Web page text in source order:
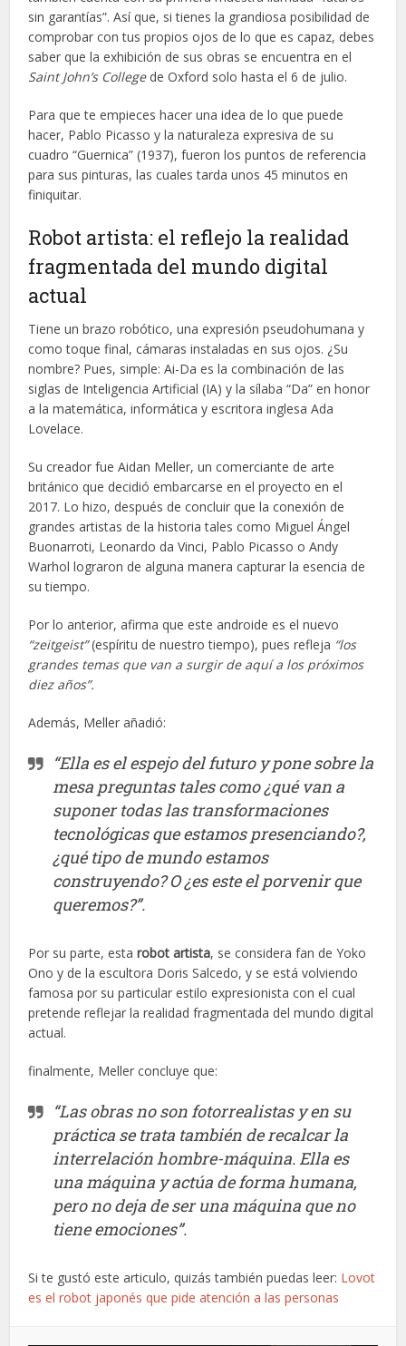
sin garantías”. Así que, si tienes la grandiosa posibilidad de
comprobar con tus propios ojos de lo que es capaz, debes
saber que la exhibición de sus obras se encuentra en el
Saint John’s Collegede Oxford solo hasta el 6 de julio.
Para que te empieces hacer una idea de lo que puede
hacer, Pablo Picasso y la naturaleza expresiva de su
cuadro “Guernica” (1937), fueron los puntos de referencia
para sus pinturas, las cuales tarda unos 45 minutos en
finiquitar.
Robot artista: el reflejo la realidad
fragmentada del mundo digital
actual
Tiene un brazo robótico, una expresión pseudohumana y
como toque final, cámaras instaladas en sus ojos. ¿Su
nombre? Pues, simple: Ai-Da es la combinación de las
siglas de Inteligencia Artificial (IA) y la sílaba “Da” en honor
a la matemática, informática y escritora inglesa Ada
Lovelace.
Su creador fue Aidan Meller, un comerciante de arte
británico que decidió embarcarse en el proyecto en el
2017. Lo hizo, después de concluir que la conexión de
grandes artistas de la historia tales como Miguel Ángel
Buonarroti, Leonardo da Vinci, Pablo Picasso o Andy
Warhol lograron de alguna manera capturar la esencia de
su tiempo.
Por lo anterior, afirma que este androide es el nuevo
“zeitgeist”(espíritu de nuestro tiempo), pues refleja “los
grandes temas que van a surgir de aquí a los próximos
diez años”.
Además, Meller añadió:
“Ella es el espejo del futuro y pone sobre la
mesa preguntas tales como ¿qué van a
suponer todas las transformaciones
tecnológicas que estamos presenciando?,
¿qué tipo de mundo estamos
construyendo? O ¿es este el porvenir que
queremos?”.
Por su parte, estarobot artista, se considera fan de Yoko
Ono y de la escultora Doris Salcedo, y se está volviendo
famosa por su particular estilo expresionista con el cual
pretende reflejar la realidad fragmentada del mundo digital
actual.
finalmente, Meller concluye que:
“Las obras no son fotorrealistas y en su
práctica se trata también de recalcar la
interrelación hombre-máquina. Ella es
una máquina y actúa de forma humana,
pero no deja de ser una máquina que no
tiene emociones”.
Si te gustó este articulo, quizás también puedas leer: Lovot
es el robot japonés que pide atención a las personas